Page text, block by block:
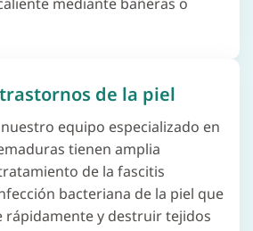
de la piel
equipo especializado en
tienen amplia
de la fascitis
bacteriana de la piel que
rápidamente y destruir tejidos